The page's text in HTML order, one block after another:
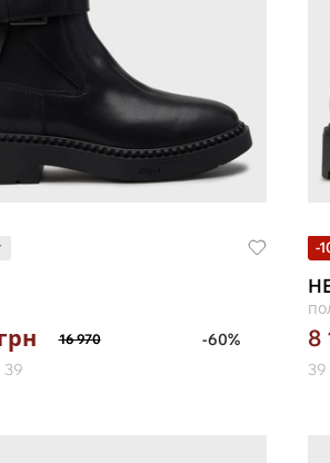
16 970
-60%
39
-
8
39